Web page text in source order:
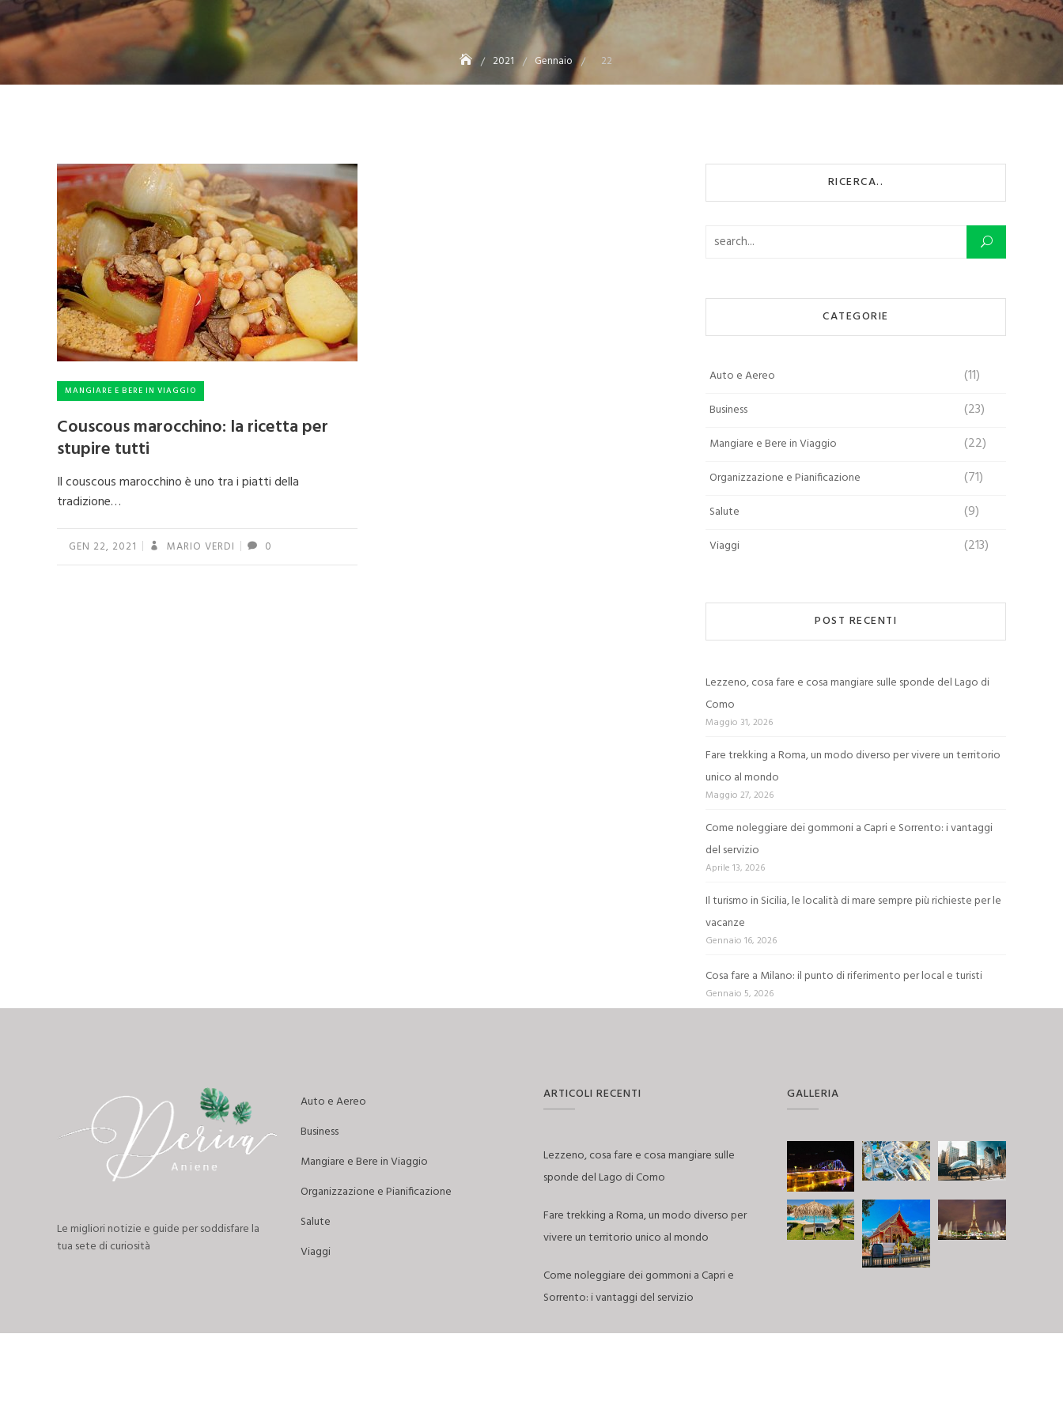
2021 Gennaio 22
MANGIARE E BERE IN VIAGGIO
Couscous marocchino: la ricetta per
stupire tutti
Il couscous marocchino è uno tra i piatti della
tradizione…
GEN 22, 2021 MARIO VERDI 0
RICERCA..
CATEGORIE
Auto e Aereo (11)
Business (23)
Mangiare e Bere in Viaggio (22)
Organizzazione e Pianificazione (71)
Salute (9)
Viaggi (213)
POST RECENTI
Lezzeno, cosa fare e cosa mangiare sulle sponde del Lago di
Como
Maggio 31, 2026
Fare trekking a Roma, un modo diverso per vivere un territorio
unico al mondo
Maggio 27, 2026
Come noleggiare dei gommoni a Capri e Sorrento: i vantaggi
del servizio
Aprile 13, 2026
Il turismo in Sicilia, le località di mare sempre più richieste per le
vacanze
Gennaio 16, 2026
Cosa fare a Milano: il punto di riferimento per local e turisti
Gennaio 5, 2026
Le migliori notizie e guide per soddisfare la
tua sete di curiosità
Auto e Aereo
Business
Mangiare e Bere in Viaggio
Organizzazione e Pianificazione
Salute
Viaggi
ARTICOLI RECENTI
Lezzeno, cosa fare e cosa mangiare sulle
sponde del Lago di Como
Fare trekking a Roma, un modo diverso per
vivere un territorio unico al mondo
Come noleggiare dei gommoni a Capri e
Sorrento: i vantaggi del servizio
GALLERIA